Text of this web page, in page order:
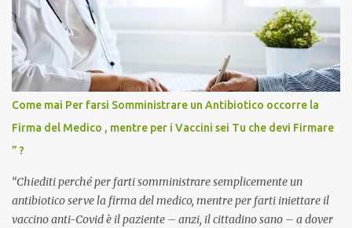
Come mai Per farsi Somministrare un Antibiotico occorre la
Firma del Medico , mentre per i Vaccini sei Tu che devi Firmare
” ?
“Chiediti perché per farti somministrare semplicemente un
antibiotico serve la firma del medico, mentre per farti iniettare il
vaccino anti-Covid è il paziente – anzi, il cittadino sano – a dover